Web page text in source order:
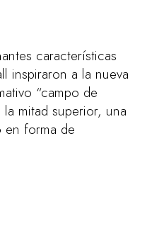
características
inspiraron a la nueva
“campo de
mitad superior, una
en forma de